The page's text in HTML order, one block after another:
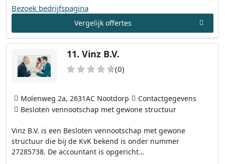
Bezoek bedrijfspagina
Vergelijk offertes
11. Vinz B.V.
(0)
Vinz B.V. is een Besloten vennootschap met gewone
structuur die bij de KvK bekend is onder nummer
27285738. De accountant is opgericht…
Molenweg 2a, 2631AC Nootdorp
Contactgegevens
Besloten vennootschap met gewone structuur